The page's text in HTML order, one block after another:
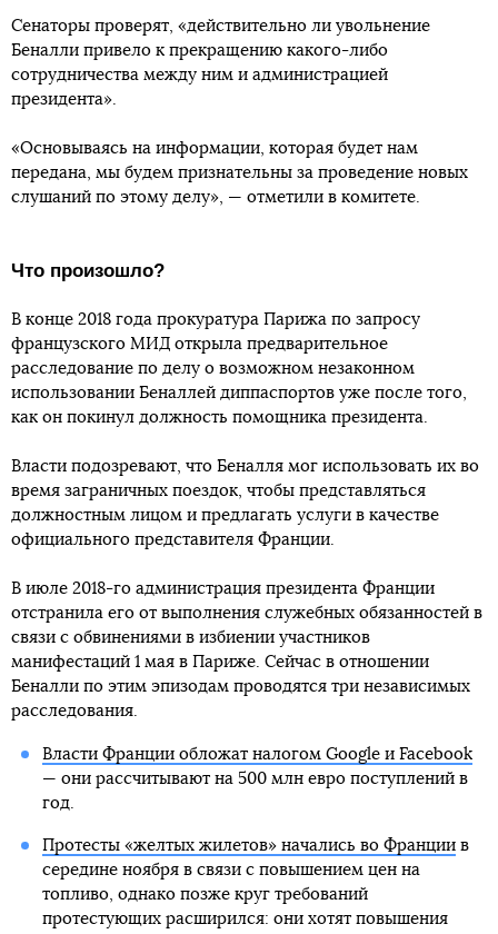
Сенаторы проверят, «действительно ли увольнение
Беналли привело к прекращению какого-либо
сотрудничества между ним и администрацией
президента».
«Основываясь на информации, которая будет нам
передана, мы будем признательны за проведение новых
слушаний по этому делу», — отметили в комитете.
Что произошло?
В конце 2018 года прокуратура Парижа по запросу
французского МИД открыла предварительное
расследование по делу о возможном незаконном
использовании Беналлей диппаспортов уже после того,
как он покинул должность помощника президента.
Власти подозревают, что Беналля мог использовать их во
время заграничных поездок, чтобы представляться
должностным лицом и предлагать услуги в качестве
официального представителя Франции.
В июле 2018-го администрация президента Франции
отстранила его от выполнения служебных обязанностей в
связи с обвинениями в избиении участников
манифестаций 1 мая в Париже. Сейчас в отношении
Беналли по этим эпизодам проводятся три независимых
расследования.
Власти Франции обложат налогом Google и Facebook
— они рассчитывают на 500 млн евро поступлений в
год.
Протесты «желтых жилетов» начались во Франциив
середине ноября в связи с повышением цен на
топливо, однако позже круг требований
протестующих расширился: они хотят повышения